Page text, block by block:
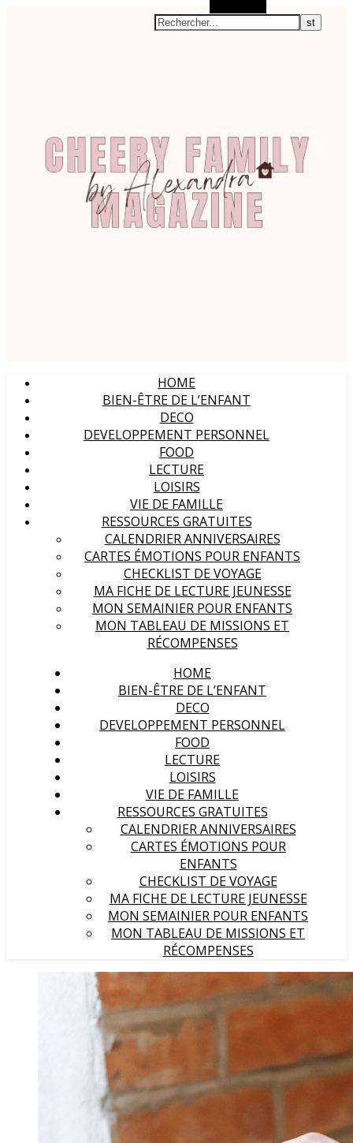
HOME
BIEN-ÊTRE DE L’ENFANT
DECO
DEVELOPPEMENT PERSONNEL
FOOD
LECTURE
LOISIRS
VIE DE FAMILLE
RESSOURCES GRATUITES
CALENDRIER ANNIVERSAIRES
CARTES ÉMOTIONS POUR ENFANTS
CHECKLIST DE VOYAGE
MA FICHE DE LECTURE JEUNESSE
MON SEMAINIER POUR ENFANTS
MON TABLEAU DE MISSIONS ET
RÉCOMPENSES
HOME
BIEN-ÊTRE DE L’ENFANT
DECO
DEVELOPPEMENT PERSONNEL
FOOD
LECTURE
LOISIRS
VIE DE FAMILLE
RESSOURCES GRATUITES
CALENDRIER ANNIVERSAIRES
CARTES ÉMOTIONS POUR
ENFANTS
CHECKLIST DE VOYAGE
MA FICHE DE LECTURE JEUNESSE
MON SEMAINIER POUR ENFANTS
MON TABLEAU DE MISSIONS ET
RÉCOMPENSES